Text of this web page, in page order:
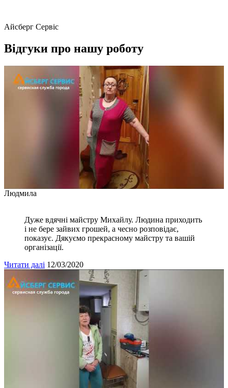
Айсберг Сервіс
Відгуки про нашу роботу
Людмила
Дуже вдячні майстру Михайлу. Людина приходить
і не бере зайвих грошей, а чесно розповідає,
показує. Дякуємо прекрасному майстру та вашій
організації.
Читати далі 12/03/2020